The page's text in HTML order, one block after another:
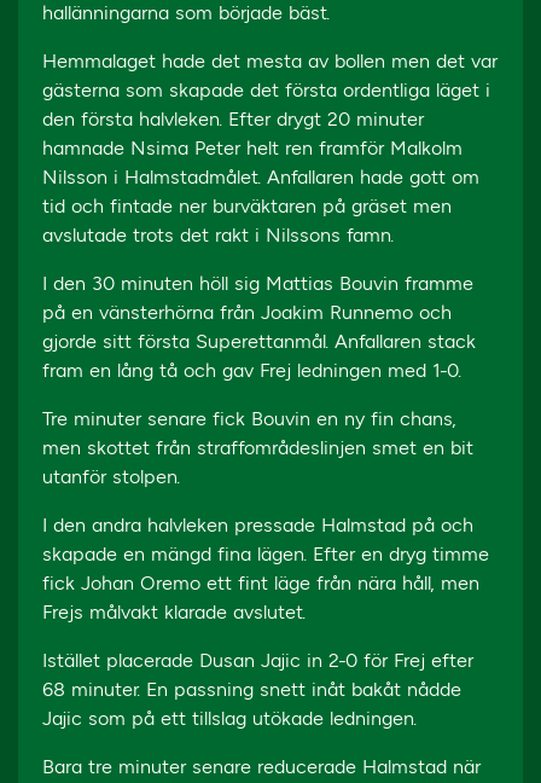
hallänningarna som började bäst.
Hemmalaget hade det mesta av bollen men det var
gästerna som skapade det första ordentliga läget i
den första halvleken. Efter drygt 20 minuter
hamnade Nsima Peter helt ren framför Malkolm
Nilsson i Halmstadmålet. Anfallaren hade gott om
tid och fintade ner burväktaren på gräset men
avslutade trots det rakt i Nilssons famn.
I den 30 minuten höll sig Mattias Bouvin framme
på en vänsterhörna från Joakim Runnemo och
gjorde sitt första Superettanmål. Anfallaren stack
fram en lång tå och gav Frej ledningen med 1-0.
Tre minuter senare fick Bouvin en ny fin chans,
men skottet från straffområdeslinjen smet en bit
utanför stolpen.
I den andra halvleken pressade Halmstad på och
skapade en mängd fina lägen. Efter en dryg timme
fick Johan Oremo ett fint läge från nära håll, men
Frejs målvakt klarade avslutet.
Istället placerade Dusan Jajic in 2-0 för Frej efter
68 minuter. En passning snett inåt bakåt nådde
Jajic som på ett tillslag utökade ledningen.
Bara tre minuter senare reducerade Halmstad när